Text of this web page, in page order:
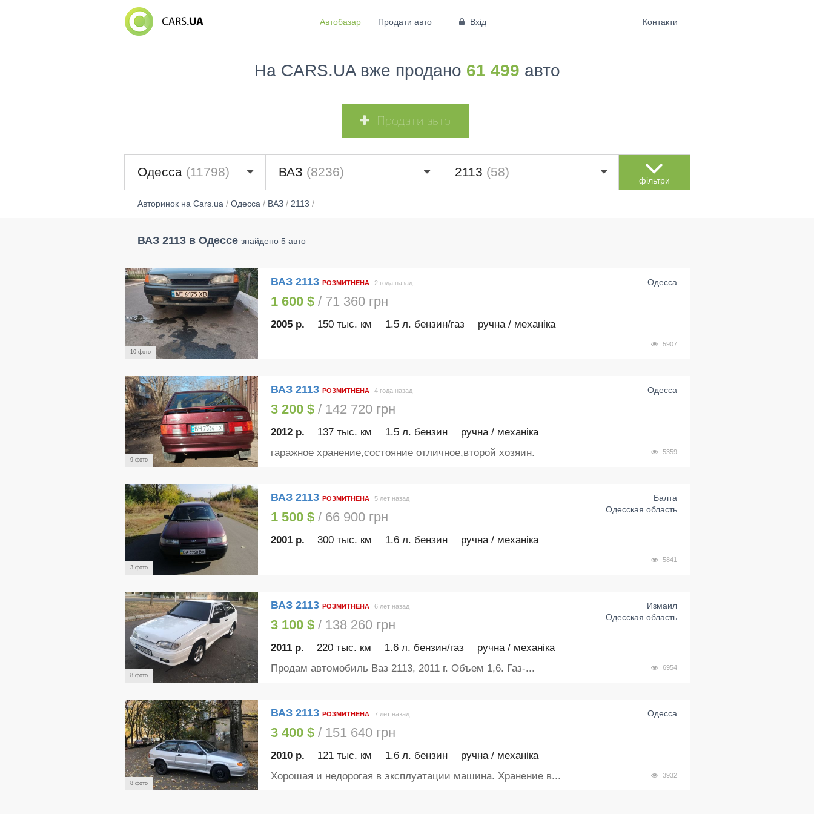
Автобазар Продати авто Вхід Контакти
На CARS.UA вже продано 61 499 авто
Продати авто
Одесса (11798) ВАЗ (8236) 2113 (58)
фільтри
Авторинок на Cars.ua/ Одесса/ ВАЗ/ 2113 /
ВАЗ 2113 в Одессе знайдено 5 авто
10 фото
ВАЗ 2113 РОЗМИТНЕНА Одесса
2 года назад
1 600 $/ 71 360 грн
2005 р. 150 тыс. км 1.5 л. бензин/газ ручна / механіка
5907
9 фото
ВАЗ 2113 РОЗМИТНЕНА Одесса
4 года назад
3 200 $/ 142 720 грн
2012 р. 137 тыс. км 1.5 л. бензин ручна / механіка
5359
гаражное хранение,состояние отличное,второй хозяин.
3 фото
ВАЗ 2113 РОЗМИТНЕНА
Балта
Одесская область
5 лет назад
1 500 $/ 66 900 грн
2001 р. 300 тыс. км 1.6 л. бензин ручна / механіка
5841
8 фото
ВАЗ 2113 РОЗМИТНЕНА
Измаил
Одесская область
6 лет назад
3 100 $/ 138 260 грн
2011 р. 220 тыс. км 1.6 л. бензин/газ ручна / механіка
6954
Продам автомобиль Ваз 2113, 2011 г. Объем 1,6. Газ-...
8 фото
ВАЗ 2113 РОЗМИТНЕНА Одесса
7 лет назад
3 400 $/ 151 640 грн
2010 р. 121 тыс. км 1.6 л. бензин ручна / механіка
3932
Хорошая и недорогая в эксплуатации машина. Хранение в...